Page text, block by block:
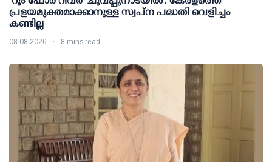
പ്രളയമുക്തമാക്കാനുള്ള സ്വപ്ന പദ്ധതി വെളിച്ചം
കണ്ടില്ല
08 08 2026 8 mins read